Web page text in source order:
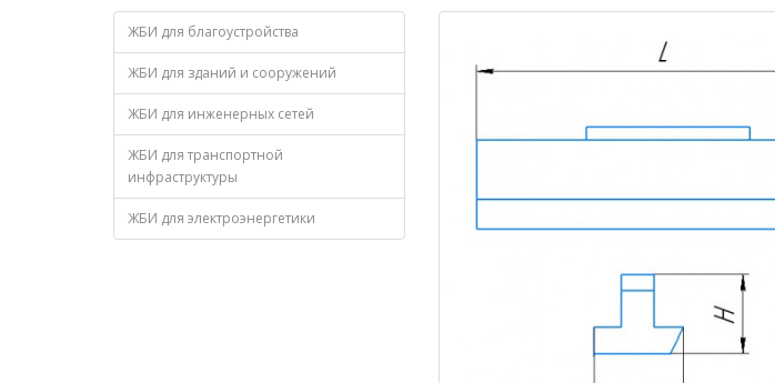
ЖБИ для благоустройства
ЖБИ для зданий и сооружений
ЖБИ для инженерных сетей
ЖБИ для транспортной
инфраструктуры
ЖБИ для электроэнергетики